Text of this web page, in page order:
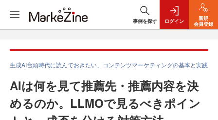
事例を探す ログイン
新規
会員登録
生成AI台頭時代に読んでおきたい、コンテンツマーケティングの基本と実践
AIは何を見て推薦先・推薦内容を決
めるのか。LLMOで見るべきポイン